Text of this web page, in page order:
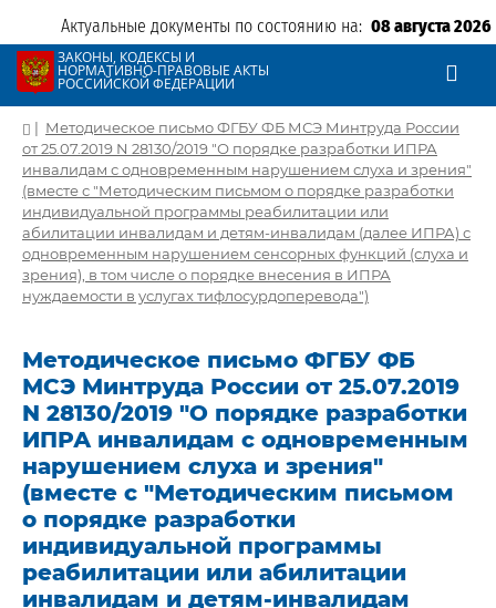
Актуальные документы по состоянию на: 08 августа 2026
ЗАКОНЫ, КОДЕКСЫ И
НОРМАТИВНО-ПРАВОВЫЕ АКТЫ
РОССИЙСКОЙ ФЕДЕРАЦИИ
| Методическое письмо ФГБУ ФБ МСЭ Минтруда России
от 25.07.2019 N 28130/2019 "О порядке разработки ИПРА
инвалидам с одновременным нарушением слуха и зрения"
(вместе с "Методическим письмом о порядке разработки
индивидуальной программы реабилитации или
абилитации инвалидам и детям-инвалидам (далее ИПРА) с
одновременным нарушением сенсорных функций (слуха и
зрения), в том числе о порядке внесения в ИПРА
нуждаемости в услугах тифлосурдоперевода")
Методическое письмо ФГБУ ФБ
МСЭ Минтруда России от 25.07.2019
N 28130/2019 "О порядке разработки
ИПРА инвалидам с одновременным
нарушением слуха и зрения"
(вместе с "Методическим письмом
о порядке разработки
индивидуальной программы
реабилитации или абилитации
инвалидам и детям-инвалидам